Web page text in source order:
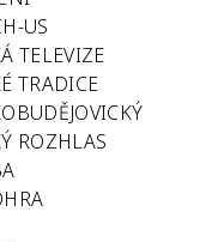
US
TELEVIZE
TRADICE
ROZHLAS